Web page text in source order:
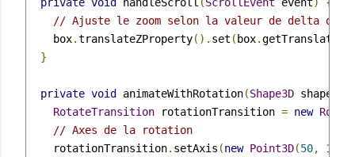
private void handleScroll (ScrollEvent event)
{
// Ajuste le zoom selon la valeur de delta de
    box
.translateZProperty(). set ( box.getTranslateZ
}
private void animateWithRotation(Shape3D shape
RotateTransition rotationTransition = new
// Axes de la rotation
    rotationTransition
. setAxis (new Point3D(50, 10